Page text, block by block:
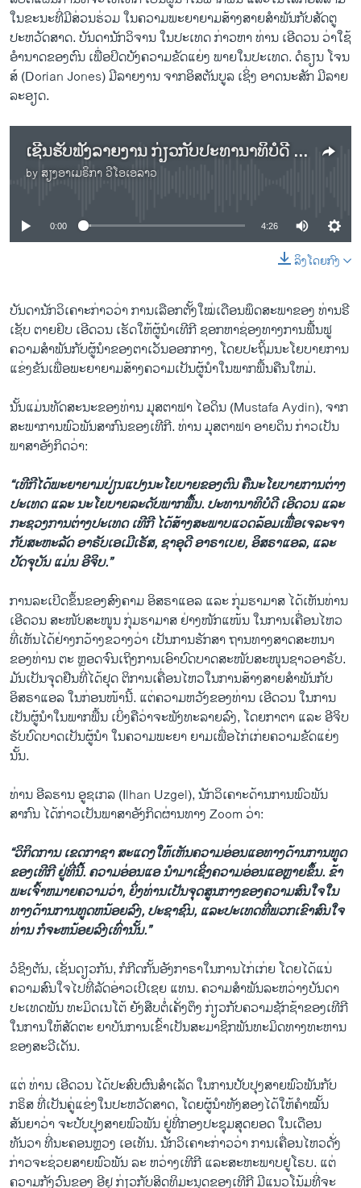
ໃນຂະນະທີ່ມີສ່ວນຮ່ວມ ໃນຄວາມພະຍາຍາມສ້າງສາຍສຳພັນກັບສັດຕູ
ປະຫວັດສາດ. ບັນດານັກວິຈານ ໃນປະເທດ ກ່າວຫາ ທ່ານ ເອີດວນ ວ່າໃຊ້
ອຳນາດຂອງຕົນ ເພື່ອປິດບັງຄວາມຂັດແຍ່ງ ພາຍໃນປະເທດ. ດໍຣຽນ ໂຈນ
ສ໌ (Dorian Jones) ມີລາຍງານ ຈາກອິສຕັນບູລ ເຊິ່ງ ​ອາດ​ນະ​ສັກ ມີ​ລາຍ​
ລະ​ອຽດ.
ເຊີນຮັບຟັງລາຍງານ ກ່ຽວກັບປະທານາທິບໍດີ ເອີດວນ ຂອງເທີກີ ໃຊ້ອຳນາດການເລືອກຕັ້ງຄັ້ງໃໝ່ ເພື່ອໃຫ້ເປັນຜູ້ນໍາລະດັບພາກພື້ນ
by ສຽງອາເມຣິກາ ວີໂອເອລາວ
No media source currently available
0:00 4:26
ລິງໂດຍກົງ
ບັນດານັກວິເຄາະກ່າວວ່າ ການເລືອກຕັ້ງໃໝ່ເດືອນພຶດສະພາຂອງ ທ່ານຣີ
ເຊັບ ຕາຍຢິບ ເອີດວນ ເຮັດໃຫ້ຜູ້ນໍາເທີກີ ຊອກຫາຊ່ອງທາງການຟື້ນຟູ
ຄວາມສໍາພັນກັບຜູ້ນໍາຂອງຕາເວັນອອກກາງ, ໂດຍປະຖິ້ມນະໂຍບາຍການ
ແຂ່ງຂັນເພື່ອພະຍາຍາມສ້າງຄວາມເປັນຜູ້ນໍາໃນພາກພື້ນຄືນໃຫມ່.
ນັ້ນແມ່ນທັດສະນະຂອງທ່ານ ມຸສຕາຟາ ໄອດິນ (Mustafa Aydin), ຈາກ
ສະພາ​ການ​ພົວພັນ​ສາກົນ​ຂອງ​ເທີກີ. ທ່ານ ມຸສຕາຟາ ອາຍດິນ ກ່າວ​ເປັນ
ພາສາອັງກິດວ່າ:
“ເທີ​ກີ​ໄດ້​ພະ​ຍາ​ຍາມ​ປ່ຽນ​ແປງ​ນະ​ໂຍ​ບາຍຂອງຕົນ ຄືນະ​ໂຍ​ບາຍ​ການ​ຕ່າງ​
ປະ​ເທດ ແລະ ນະ​ໂຍ​ບາຍ​ລະດັບພາກ​ພື້ນ. ປະ​ທາ​ນາ​ທິ​ບໍ​ດີ ເອີດວນ ແລະ​
ກະ​ຊວງ​ການ​ຕ່າງ​ປະ​ເທດ ເທີກີ ໄດ້​ສ້າງ​ສະ​ພາບ​ແວດ​ລ້ອມ​ເພື່ອ​ເຈ​ລະ​ຈາ​
ກັບ​ສະ​ຫະ​ລັດ ອາ​ຣັບ​ເອ​ເມີ​ເຣັສ, ຊາ​ອຸ​ດີ ອາ​ຣາ​ເບຍ, ອິ​ສ​ຣາ​ແອລ, ແລະ
ປັດ​ຈຸ​ບັນ ແມ່ນ ອີ​ຈິບ.”
ການລະເບີດຂຶ້ນຂອງສົງຄາມ ອິສຣາແອລ ແລະ ກຸ່ມຮາມາສ ໄດ້ເຫັນທ່ານ
ເອີດວນ ສະໜັບສະໜູນ ກຸ່ມຮາມາສ ຢ່າງໜັກແໜ້ນ ໃນການເຄື່ອນໄຫວ
ທີ່ເຫັນໄດ້ຢ່າງກວ້າງຂວາງວ່າ ເປັນການຮັກສາ ຖານທາງສາດສະຫນາ
ຂອງທ່ານ ຕະ ຫຼອດຈົນເຖິງ​ການ​ເອົາ​ບົດ​ບາດ​ສະ​ໜັບ​ສະ​ໜຸນຊາວອາຣັບ.
ມັນ​ເປັນຈຸດຢືນທີ່​ໄດ້ຢຸດ ຕິການ​ເຄື່ອນ​ໄຫວ​ໃນການສ້າງສາຍສຳພັນກັບ
ອິສຣາແອລ ໃນ​ກ່ອນ​ໜ້າ​ນີ້. ​ແຕ່​ຄວາມ​ຫວັງ​ຂອງ​ທ່ານ ເອີດວນ ​ໃນ​ການ​
ເປັນ​ຜູ້ນຳ​ໃນ​ພາກ​ພື້ນ ເບິ່ງຄືວ່າຈະພັງທະລາຍລົງ, ​ໂດຍ​ກາ​ຕາ ​ແລະ ອີ​ຈິບ
​ຮັບບົດບາດເປັນ​ຜູ້​ນຳ ໃນ​ຄວາມ​ພະຍາ ຍາມ​ເພື່ອ​ໄກ່​ເກ່ຍ​ຄວາມຂັດແຍ່ງ
ນັ້ນ.
ທ່ານ ອີລຮານ ອູຊເກລ (Ilhan Uzgel), ນັກວິເຄາະດ້ານການພົວພັນ
ສາກົນ ໄດ້ກ່າວເປັນພາສາອັງກິດຜ່ານທາງ Zoom ວ່າ:
“ວິກິດການ ເຂດກາຊາ ສະແດງໃຫ້ເຫັນຄວາມອ່ອນແອທາງດ້ານການທູດ
ຂອງເທີກີ ຢູ່ທີ່ນີ້. ຄວາມອ່ອນແອ ນໍາມາເຊິ່ງຄວາມອ່ອນແອຫຼາຍຂຶ້ນ. ຂ້າ
ພະເຈົ້າຫມາຍຄວາມວ່າ, ຍິ່ງທ່ານເປັນຈຸດສູນກາງຂອງຄວາມສົນໃຈໃນ
ທາງດ້ານການທູດຫນ້ອຍລົງ, ປະຊາຊົນ, ແລະປະເທດທີ່ພວກເຂົາສົນໃຈ
ທ່ານ ກໍຈະຫນ້ອຍລົງເທົ່ານັ້ນ.”
ວໍຊິງຕັນ, ເຊັ່ນດຽວກັນ,​ ກໍກີດກັ້ນອັງກາຣາໃນການໄກ່ເກ່ຍ ໂດຍໄດ້ແນ່
ຄວາມສົນໃຈໄປທີ່ລັດອ່າວເປີເຊຍ ແທນ. ຄວາມສຳພັນ​ລະຫວ່າງ​ບັນດາ​
ປະ​ເທດ​ພັນ ທະ​ມິດເນໂຕ້ ຍັງ​ສືບຕໍ່​ເຄັ່ງ​ຕຶງ​ ກ່ຽວກັບຄວາມ​ຊັກ​ຊ້າ​ຂອງ​ເທີກີ ​
ໃນ​ການ​ໃຫ້​ສັດຕະ ຍາບັນ​ການ​ເຂົ້າ​ເປັນ​ສະມາຊິກ​ພັນທະ​ມິດ​ທາງ​ທະຫານ
ຂອງສະວີເດັນ.
​ແຕ່ ​ທ່ານ ເອີດວນ ໄດ້ປະສົບ​ຜົນສຳ​ເລັດ ​ໃນ​ການ​ປັບປຸງ​ສາຍ​ພົວພັນ​ກັບ
ກຣິສ ທີ່ເປັນ​ຄູ່​ແຂ່ງ​ໃນປະຫວັດສາດ​, ໂດຍຜູ້ນຳ​ທັງ​ສອງ​ໄດ້​ໃຫ້​ຄຳ​ໝັ້ນ​
ສັນຍາ​ວ່າ ​ຈະ​ປັບປຸງ​ສາຍ​ພົວພັນ ຢູ່​ທີ່​ກອງ​ປະຊຸມ​ສຸດ​ຍອດ​ ໃນ​ເດືອນ​
ທັນວາ ​ທີ່​ນະຄອນຫຼວງ ເອເທັນ. ນັກວິ​ເຄາະ​ກ່າວ​ວ່າ ການ​ເຄື່ອນ​ໄຫວ​ດັ່ງ
ກ່າວ​ຈະ​ຊ່ວຍສາຍ​ພົວພັນ ລະ ຫວ່າງເທີກີ ​ແລະ​ສະຫະພາບ​ຢູໂຣບ. ແຕ່
ຄວາມກັງວົນຂອງ ອີຢູ ກ່ຽວກັບສິດທິມະນຸດຂອງເທີກີ ມີແນວໂນ້ມທີ່ຈະ